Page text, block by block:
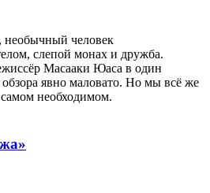
необычный человек
слепой монах и дружба.
Масааки Юаса в один
явно маловато. Но мы всё же
необходимом.